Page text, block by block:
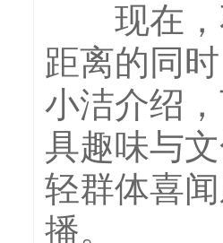
现在，不
距离的同
小洁介绍
具趣味与
轻群体喜
播。